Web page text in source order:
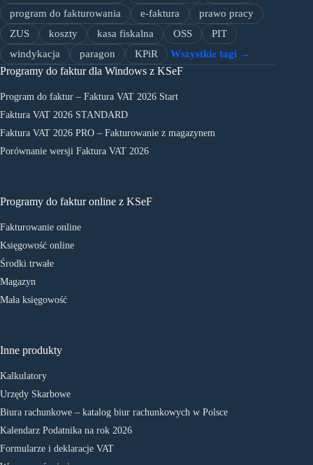
program do fakturowania
e-faktura
prawo pracy
ZUS
koszty kasa fiskalna OSS
PIT
windykacja
paragon KPiR Wszystkie tagi →
Programy do faktur dla Windows z KSeF
Program do faktur – Faktura VAT 2026 Start
Faktura VAT 2026 STANDARD
Faktura VAT 2026 PRO – Fakturowanie z magazynem
Porównanie wersji Faktura VAT 2026
Programy do faktur online z KSeF
Fakturowanie online
Księgowość online
Środki trwałe
Magazyn
Mała księgowość
Inne produkty
Kalkulatory
Urzędy Skarbowe
Biura rachunkowe – katalog biur rachunkowych w Polsce
Kalendarz Podatnika na rok 2026
Formularze i deklaracje VAT